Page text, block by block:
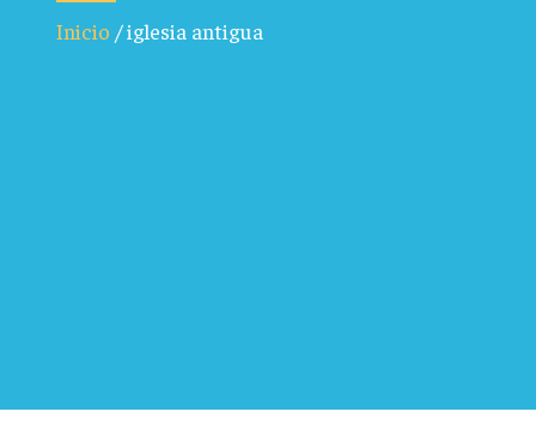
Inicio /iglesia antigua